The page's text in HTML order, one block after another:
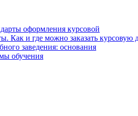
оформления курсовой
Как и где можно заказать курсовую
заведения: основания
обучения